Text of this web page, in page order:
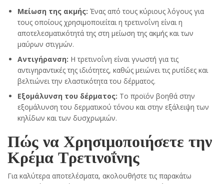
Μείωση της ακμής: Ένας από τους κύριους λόγους για
τους οποίους χρησιμοποιείται η τρετινοΐνη είναι η
αποτελεσματικότητά της στη μείωση της ακμής και των
μαύρων στιγμών.
Αντιγήρανση: Η τρετινοΐνη είναι γνωστή για τις
αντιγηραντικές της ιδιότητες, καθώς μειώνει τις ρυτίδες και
βελτιώνει την ελαστικότητα του δέρματος.
Εξομάλυνση του δέρματος: Το προϊόν βοηθά στην
εξομάλυνση του δερματικού τόνου και στην εξάλειψη των
κηλίδων και των δυσχρωμιών.
Πώς να Χρησιμοποιήσετε την
Κρέμα Τρετινοΐνης
Για καλύτερα αποτελέσματα, ακολουθήστε τις παρακάτω